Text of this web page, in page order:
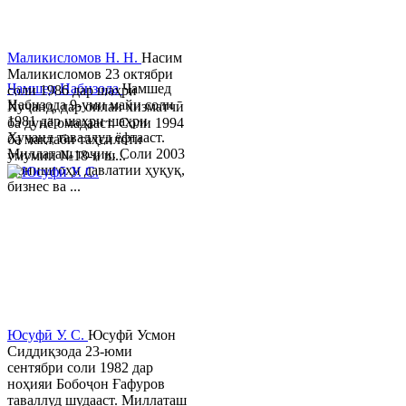
Ҷамшед НабизодаҶамшед
Набизода 9-уми майи соли
1981 дар шаҳри шаҳри
Хуҷанд таваллуд ёфтааст.
Миллаташ тоҷик. Соли 2003
Донишгоҳи давлатии ҳуқуқ,
бизнес ва ...
Маликисломов Н. Н. Насим
Маликисломов 23 октябри
соли 1986 дар шаҳри
Хуҷанд, дар оилаи хизматчӣ
ба дунё омадааст. Соли 1994
ба мактаби таҳсилоти
умумии №18-и ш...
Юсуфӣ У. C. Юсуфӣ Усмон
Сиддиқзода 23-юми
сентябри соли 1982 дар
ноҳияи Бобоҷон Ғафуров
таваллуд шудааст. Миллаташ